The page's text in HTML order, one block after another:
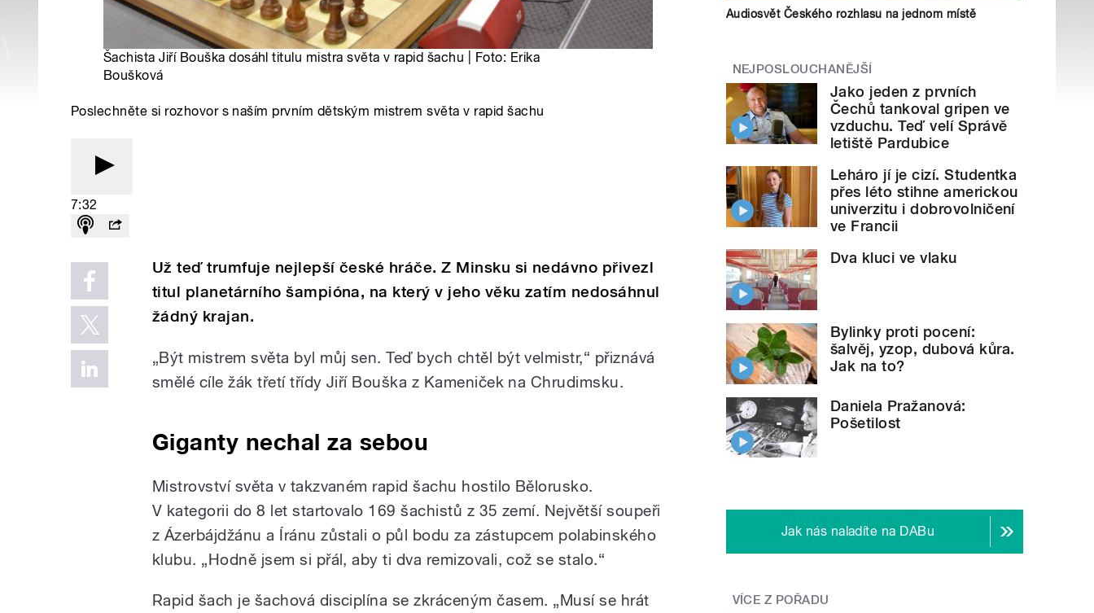
Šachista Jiří Bouška dosáhl titulu mistra světa v rapid šachu | Foto: Erika
Boušková
Poslechněte si rozhovor s naším prvním dětským mistrem světa v rapid šachu
7:32
Už teď trumfuje nejlepší české hráče. Z Minsku si nedávno přivezl
titul planetárního šampióna, na který v jeho věku zatím nedosáhnul
žádný krajan.
„Být mistrem světa byl můj sen. Teď bych chtěl být velmistr,“ přiznává
smělé cíle žák třetí třídy Jiří Bouška z Kameniček na Chrudimsku.
Giganty nechal za sebou
Mistrovství světa v takzvaném rapid šachu hostilo Bělorusko.
V kategorii do 8 let startovalo 169 šachistů z 35 zemí. Největší soupeři
z Ázerbájdžánu a Íránu zůstali o půl bodu za zástupcem polabinského
klubu. „Hodně jsem si přál, aby ti dva remizovali, což se stalo.“
Rapid šach je šachová disciplína se zkráceným časem. „Musí se hrát
Audiosvět Českého rozhlasu na jednom místě
NEJPOSLOUCHANĚJŠÍ
Jako jeden z prvních
Čechů tankoval gripen ve
vzduchu. Teď velí Správě
letiště Pardubice
Leháro jí je cizí. Studentka
přes léto stihne americkou
univerzitu i dobrovolničení
ve Francii
Dva kluci ve vlaku
Bylinky proti pocení:
šalvěj, yzop, dubová kůra.
Jak na to?
Daniela Pražanová:
Pošetilost
Jak nás naladíte na DABu
VÍCE Z POŘADU